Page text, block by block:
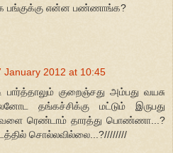
என்ன பண்ணாங்க?
January 2012 at 10:45
பார்த்தாலும் குறைஞ்சது அம்பது வயசு
தங்கச்சிக்கு மட்டும் இருபது
ரெண்டாம் தாரத்து பொண்ணா...?
சொல்லவில்லை...?////////